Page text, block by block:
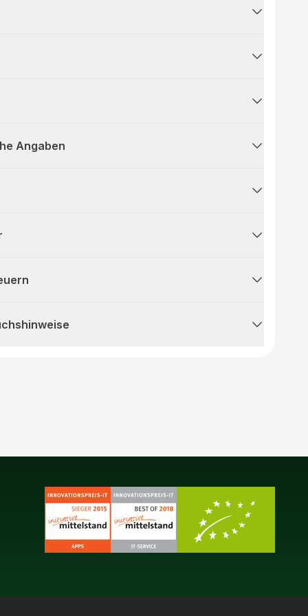
Angaben